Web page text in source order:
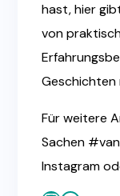
hast, hier
von
Geschichten
Für weitere
Sachen
Instagram